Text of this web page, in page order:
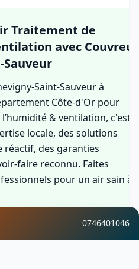
Traitement de
avec Couvreur
Sauveur
Saint-Sauveur à
Côte-d'Or pour
& ventilation, c'est
locale, des solutions
réactif, des garanties
faire reconnu. Faites
pour un air sain à
0746401046